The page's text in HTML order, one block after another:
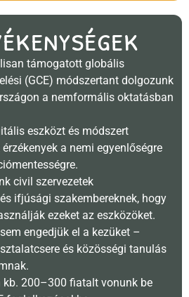
támogatott globális
(GCE) módszertant dolgozunk
a nemformális oktatásban
eszközt és módszert
a nemi egyenlőségre
civil szervezetek
ifjúsági szakembereknek, hogy
ezeket az eszközöket.
engedjük el a kezüket –
és közösségi tanulás
kb. 200–300 fiatalt vonunk be